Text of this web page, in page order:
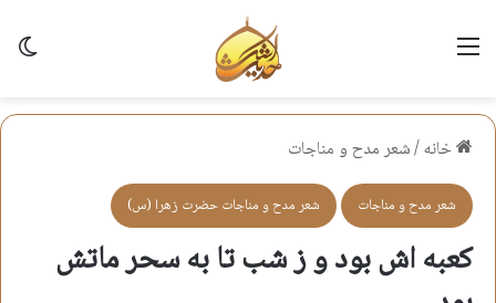
منو
خانه/شعر مدح و مناجات
شعر مدح و مناجات شعر مدح و مناجات حضرت زهرا (س)
کعبه اش بود و ز شب تا به سحر ماتش